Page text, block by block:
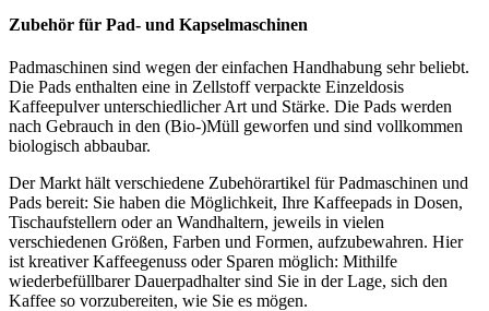
Zubehör für Pad- und Kapselmaschinen
Padmaschinen sind wegen der einfachen Handhabung sehr beliebt.
Die Pads enthalten eine in Zellstoff verpackte Einzeldosis
Kaffeepulver unterschiedlicher Art und Stärke. Die Pads werden
nach Gebrauch in den (Bio-)Müll geworfen und sind vollkommen
biologisch abbaubar.
Der Markt hält verschiedene Zubehörartikel für Padmaschinen und
Pads bereit: Sie haben die Möglichkeit, Ihre Kaffeepads in Dosen,
Tischaufstellern oder an Wandhaltern, jeweils in vielen
verschiedenen Größen, Farben und Formen, aufzubewahren. Hier
ist kreativer Kaffeegenuss oder Sparen möglich: Mithilfe
wiederbefüllbarer Dauerpadhalter sind Sie in der Lage, sich den
Kaffee so vorzubereiten, wie Sie es mögen.